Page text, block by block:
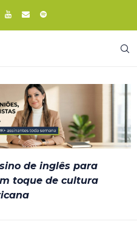
de inglês para
toque de cultura